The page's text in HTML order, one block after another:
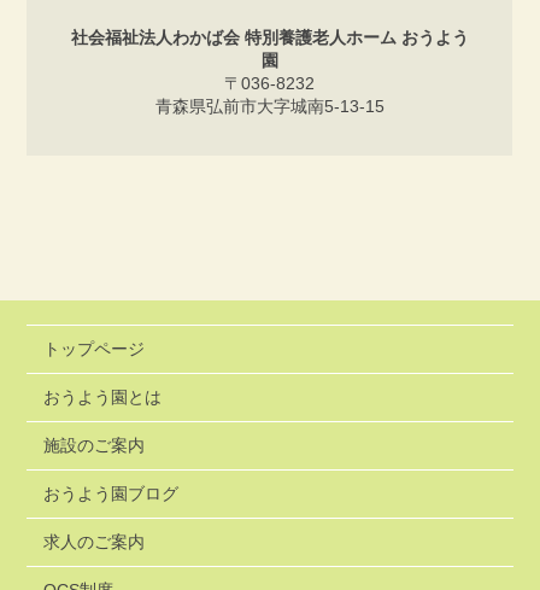
社会福祉法人わかば会 特別養護老人ホーム おうよう
園
〒036-8232
青森県弘前市大字城南5-13-15
トップページ
おうよう園とは
施設のご案内
おうよう園ブログ
求人のご案内